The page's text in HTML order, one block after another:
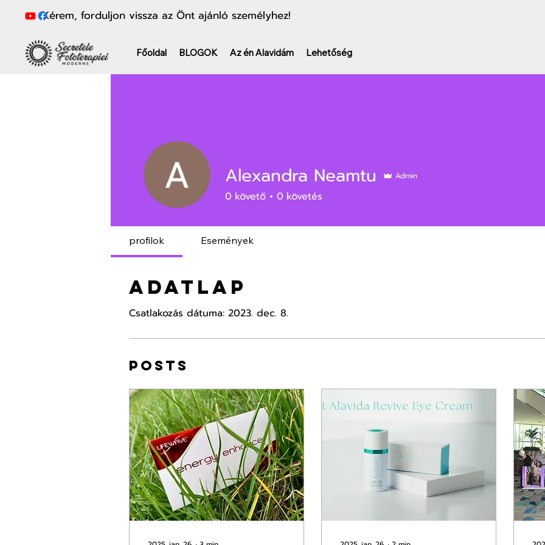
Kérem, forduljon vissza az Önt ajánló személyhez!
Főoldal BLOGOK Az én Alavidám Lehetőség
Alexandra Neamtu Admin
0 követő 0 követés
profilok Események
Adatlap
Csatlakozás dátuma: 2023. dec. 8.
Posts